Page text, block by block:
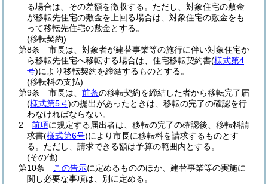
る場合は、その差額を徴収する。 ただし、対象住宅の敷金
が移転先住宅の敷金を上回る場合は、対象住宅の敷金をも
って移転先住宅の敷金とする。
(移転契約)
第8条
市長は、対象者が建替事業等の施行に伴い対象住宅か
ら移転先住宅へ移転する場合は、住宅移転契約書(様式第4
号)により移転契約を締結するものとする。
(移転料の支払)
第9条
市長は、 前条の移転契約を締結した者から移転完了届
(様式第5号)の提出があったときは、移転の完了の確認を行
わなければならない。
2
前項に規定する届出者は、移転の完了の確認後、移転料請
求書(様式第6号)により市長に移転料を請求するものとす
る。 ただし、請求できる額は予算の範囲内とする。
(その他)
第10条
この告示に定めるもののほか、建替事業等の実施に
関し必要な事項は、別に定める。